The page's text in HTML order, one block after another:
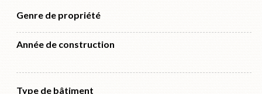
Genre de propriété
Année de construction
Type de bâtiment